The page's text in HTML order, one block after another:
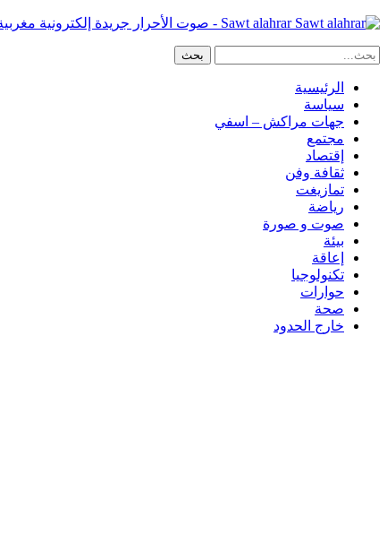
Sawt alahrar - صوت الأحرار جريدة إلكترونية مغربية مستقلة
الرئيسية
سياسة
جهات مراكش – اسفي
مجتمع
إقتصاد
ثقافة وفن
تمازيغت
رياضة
صوت و صورة
بيئة
إعاقة
تكنولوجيا
حوارات
صحة
خارج الحدود